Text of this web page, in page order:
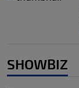
SHOWBIZ